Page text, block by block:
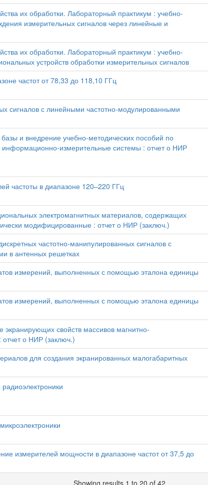
их обработки. Лабораторный практикум : учебно-
измерительных сигналов через линейные и
их обработки. Лабораторный практикум : учебно-
устройств обработки измерительных сигналов
частот от 78,33 до 118,10 ГГц
сигналов с линейными частотно-модулированными
и внедрение учебно-методических пособий по
измерительные системы : отчет о НИР
частоты в диапазоне 120–220 ГГц
электромагнитных материалов, содержащих
модифицированные : отчет о НИР (заключ.)
частотно-манипулированных сигналов с
в антенных решетках
измерений, выполненных с помощью эталона единицы
измерений, выполненных с помощью эталона единицы
экранирующих свойств массивов магнитно-
отчет о НИР (заключ.)
для создания экранированных малогабаритных
измерителей мощности в диапазоне частот от 37,5 до
Showing results 1 to 20 of 42